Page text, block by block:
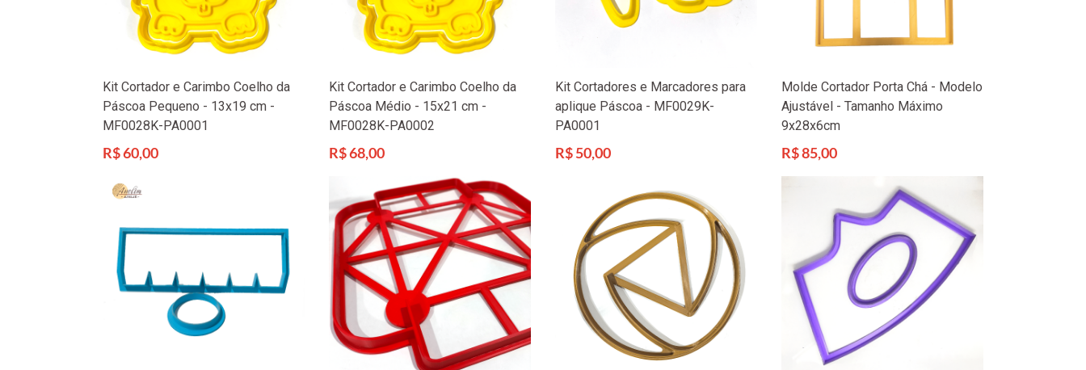
Kit Cortador e Carimbo Coelho da
Páscoa Pequeno - 13x19 cm -
MF0028K-PA0001
Preço
R$ 60,00
Kit Cortador e Carimbo Coelho da
Páscoa Médio - 15x21 cm -
MF0028K-PA0002
Preço
R$ 68,00
Kit Cortadores e Marcadores para
aplique Páscoa - MF0029K-
PA0001
Preço
R$ 50,00
Molde Cortador Porta Chá - Modelo
Ajustável - Tamanho Máximo
9x28x6cm
Preço
R$ 85,00